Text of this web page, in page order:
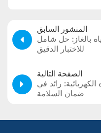
المنشور السابق
بالغاز: حل شامل
للاختبار الدقيق
الصفحة التالية
رائد في
ضمان السلامة